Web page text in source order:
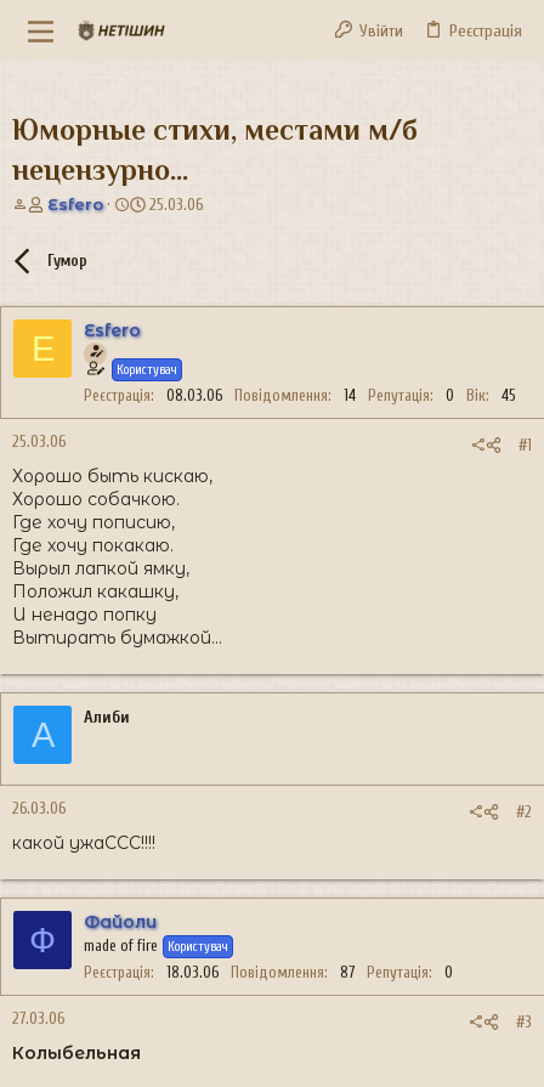
Увійти Реєстрація
Юморные стихи, местами м/б
нецензурно...
А
о
т
е
м
и
Esfero
Д
т
о
р
е
н
25.03.06
Гумор
E Esfero
Користувач
Реєстрація 08.03.06 Повідомлення 14 Репутація 0 Вік 45
25.03.06 #1
Хорошо быть кискаю,
Хорошо собачкою.
Где хочу пописию,
Где хочу покакаю.
Вырыл лапкой ямку,
Положил какашку,
И ненадо попку
Вытирать бумажкой...
А Алиби
26.03.06 #2
какой ужаССС!!!!
Ф Файоли
made of fire Користувач
Реєстрація 18.03.06 Повідомлення 87 Репутація 0
27.03.06 #3
Колыбельная